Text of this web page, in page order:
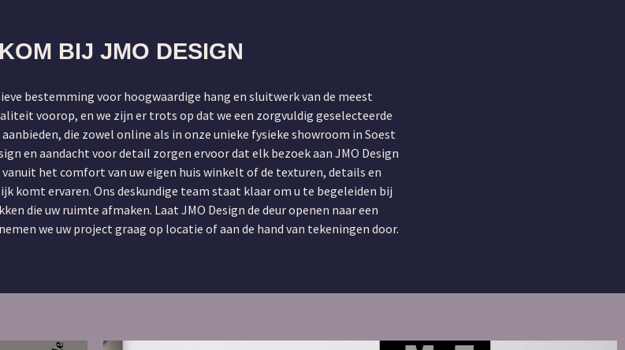
OMDAT DE
BIJ JMO DESIGN
bestemming voor hoogwaardige hang en sluitwerk van de meest
voorop, en we zijn er trots op dat we een zorgvuldig geselecteerde
die zowel online als in onze unieke fysieke showroom in Soest
en aandacht voor detail zorgen ervoor dat elk bezoek aan JMO Design
het comfort van uw eigen huis winkelt of de texturen, details en
komt ervaren. Ons deskundige team staat klaar om u te begeleiden bij
die uw ruimte afmaken. Laat JMO Design de deur openen naar een
we uw project graag op locatie of aan de hand van tekeningen door.